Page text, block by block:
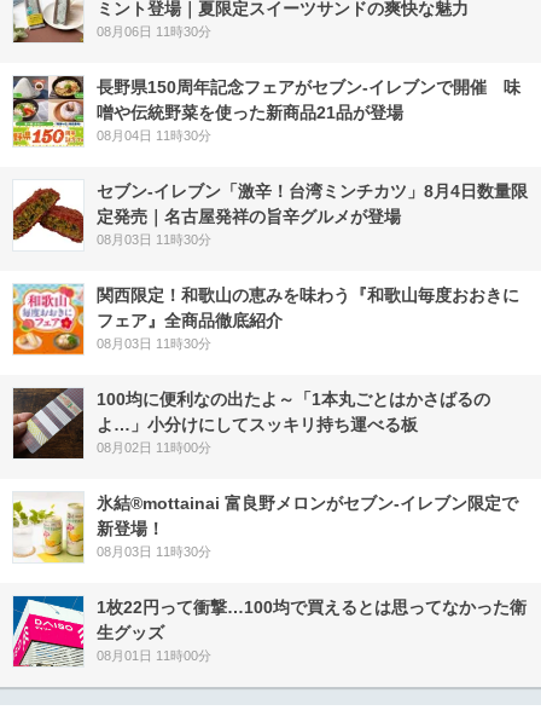
ミント登場｜夏限定スイーツサンドの爽快な魅力
08月06日 11時30分
長野県150周年記念フェアがセブン-イレブンで開催 味
噌や伝統野菜を使った新商品21品が登場
08月04日 11時30分
セブン-イレブン「激辛！台湾ミンチカツ」8月4日数量限
定発売｜名古屋発祥の旨辛グルメが登場
08月03日 11時30分
関西限定！和歌山の恵みを味わう『和歌山毎度おおきに
フェア』全商品徹底紹介
08月03日 11時30分
100均に便利なの出たよ～「1本丸ごとはかさばるの
よ…」小分けにしてスッキリ持ち運べる板
08月02日 11時00分
氷結®mottainai 富良野メロンがセブン‐イレブン限定で
新登場！
08月03日 11時30分
1枚22円って衝撃…100均で買えるとは思ってなかった衛
生グッズ
08月01日 11時00分